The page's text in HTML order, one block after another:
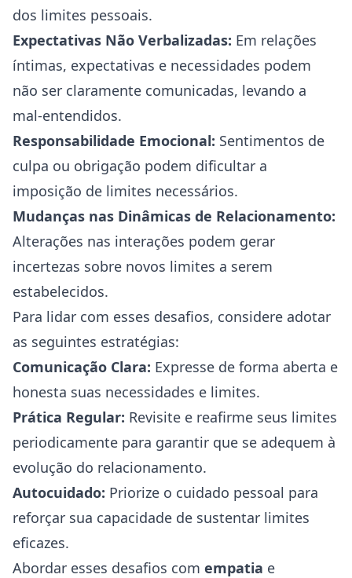
dos limites pessoais.
Expectativas Não Verbalizadas: Em relações
íntimas, expectativas e necessidades podem
não ser claramente comunicadas, levando a
mal-entendidos.
Responsabilidade Emocional: Sentimentos de
culpa ou obrigação podem dificultar a
imposição de limites necessários.
Mudanças nas Dinâmicas de Relacionamento:
Alterações nas interações podem gerar
incertezas sobre novos limites a serem
estabelecidos.
Para lidar com esses desafios, considere adotar
as seguintes estratégias:
Comunicação Clara: Expresse de forma aberta e
honesta suas necessidades e limites.
Prática Regular: Revisite e reafirme seus limites
periodicamente para garantir que se adequem à
evolução do relacionamento.
Autocuidado: Priorize o cuidado pessoal para
reforçar sua capacidade de sustentar limites
eficazes.
Abordar esses desafios com empatia e